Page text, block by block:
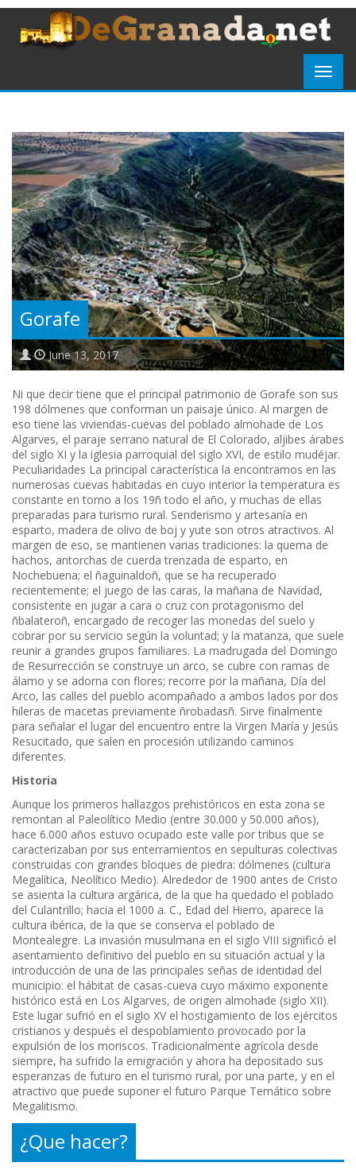
Gorafe
June 13, 2017
Ni que decir tiene que el principal patrimonio de Gorafe son sus
198 dólmenes que conforman un paisaje único. Al margen de
eso tiene las viviendas-cuevas del poblado almohade de Los
Algarves, el paraje serrano natural de El Colorado, aljibes árabes
del siglo XI y la iglesia parroquial del siglo XVI, de estilo mudéjar.
Peculiaridades La principal característica la encontramos en las
numerosas cuevas habitadas en cuyo interior la temperatura es
constante en torno a los 19ñ todo el año, y muchas de ellas
preparadas para turismo rural. Senderismo y artesanía en
esparto, madera de olivo de boj y yute son otros atractivos. Al
margen de eso, se mantienen varias tradiciones: la quema de
hachos, antorchas de cuerda trenzada de esparto, en
Nochebuena; el ñaguinaldoñ, que se ha recuperado
recientemente; el juego de las caras, la mañana de Navidad,
consistente en jugar a cara o cruz con protagonismo del
ñbalateroñ, encargado de recoger las monedas del suelo y
cobrar por su servicio según la voluntad; y la matanza, que suele
reunir a grandes grupos familiares. La madrugada del Domingo
de Resurrección se construye un arco, se cubre con ramas de
álamo y se adorna con flores; recorre por la mañana, Día del
Arco, las calles del pueblo acompañado a ambos lados por dos
hileras de macetas previamente ñrobadasñ. Sirve finalmente
para señalar el lugar del encuentro entre la Virgen María y Jesús
Resucitado, que salen en procesión utilizando caminos
diferentes.
Historia
Aunque los primeros hallazgos prehistóricos en esta zona se
remontan al Paleolítico Medio (entre 30.000 y 50.000 años),
hace 6.000 años estuvo ocupado este valle por tribus que se
caracterizaban por sus enterramientos en sepulturas colectivas
construidas con grandes bloques de piedra: dólmenes (cultura
Megalítica, Neolítico Medio). Alrededor de 1900 antes de Cristo
se asienta la cultura argárica, de la que ha quedado el poblado
del Culantrillo; hacia el 1000 a. C., Edad del Hierro, aparece la
cultura ibérica, de la que se conserva el poblado de
Montealegre. La invasión musulmana en el siglo VIII significó el
asentamiento definitivo del pueblo en su situación actual y la
introducción de una de las principales señas de identidad del
municipio: el hábitat de casas-cueva cuyo máximo exponente
histórico está en Los Algarves, de origen almohade (siglo XII).
Este lugar sufrió en el siglo XV el hostigamiento de los ejércitos
cristianos y después el despoblamiento provocado por la
expulsión de los moriscos. Tradicionalmente agrícola desde
siempre, ha sufrido la emigración y ahora ha depositado sus
esperanzas de futuro en el turismo rural, por una parte, y en el
atractivo que puede suponer el futuro Parque Temático sobre
Megalitismo.
¿Que hacer?